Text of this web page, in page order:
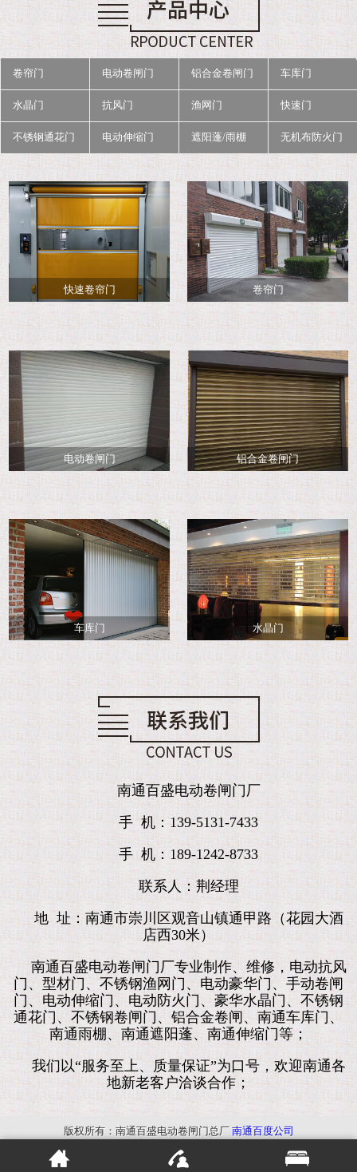
卷帘门 电动卷闸门 铝合金卷闸门 车库门
水晶门 抗风门 渔网门 快速门
不锈钢通花门 电动伸缩门 遮阳蓬/雨棚 无机布防火门
快速卷帘门 卷帘门
电动卷闸门 铝合金卷闸门
车库门 水晶门
南通百盛电动卷闸门厂
手 机：139-5131-7433
手 机：189-1242-8733
联系人：荆经理
地 址：南通市崇川区观音山镇通甲路（花园大酒
店西30米）
南通百盛电动卷闸门厂专业制作、维修，电动抗风
门、型材门、不锈钢渔网门、电动豪华门、手动卷闸
门、电动伸缩门、电动防火门、豪华水晶门、不锈钢
通花门、不锈钢卷闸门、铝合金卷闸、南通车库门、
南通雨棚、南通遮阳蓬、南通伸缩门等；
我们以“服务至上、质量保证”为口号，欢迎南通各
地新老客户洽谈合作；
版权所有：南通百盛电动卷闸门总厂 南通百度公司